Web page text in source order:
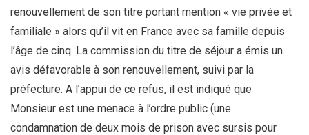
renouvellement de son titre portant mention « vie privée et
familiale » alors qu’il vit en France avec sa famille depuis
l’âge de cinq. La commission du titre de séjour a émis un
avis défavorable à son renouvellement, suivi par la
préfecture. A l’appui de ce refus, il est indiqué que
Monsieur est une menace à l’ordre public (une
condamnation de deux mois de prison avec sursis pour